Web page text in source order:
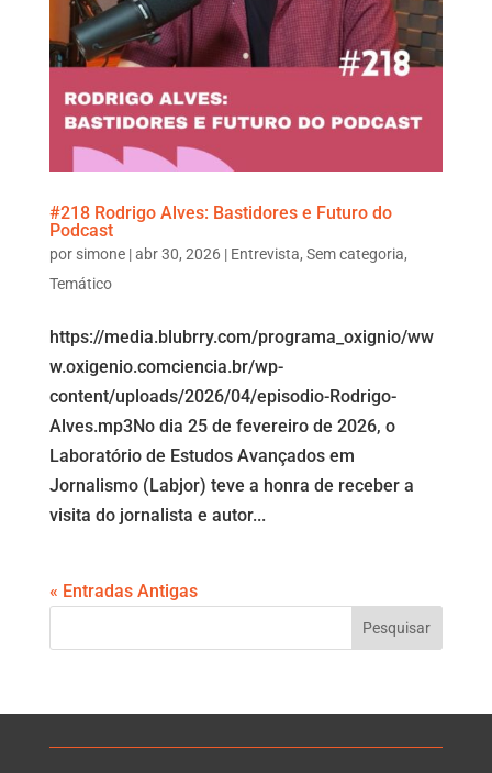
#218 Rodrigo Alves: Bastidores e Futuro do
Podcast
por simone|abr 30, 2026| Entrevista, Sem categoria,
Temático
https://media.blubrry.com/programa_oxignio/ww
w.oxigenio.comciencia.br/wp-
content/uploads/2026/04/episodio-Rodrigo-
Alves.mp3No dia 25 de fevereiro de 2026, o
Laboratório de Estudos Avançados em
Jornalismo (Labjor) teve a honra de receber a
visita do jornalista e autor...
« Entradas Antigas